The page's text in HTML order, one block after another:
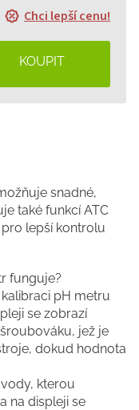
Chci lepší cenu!
snadné,
také funkcí ATC
lepší kontrolu
funguje?
pH metru
se zobrazí
jež je
dokud hodnota
kterou
na displeji se